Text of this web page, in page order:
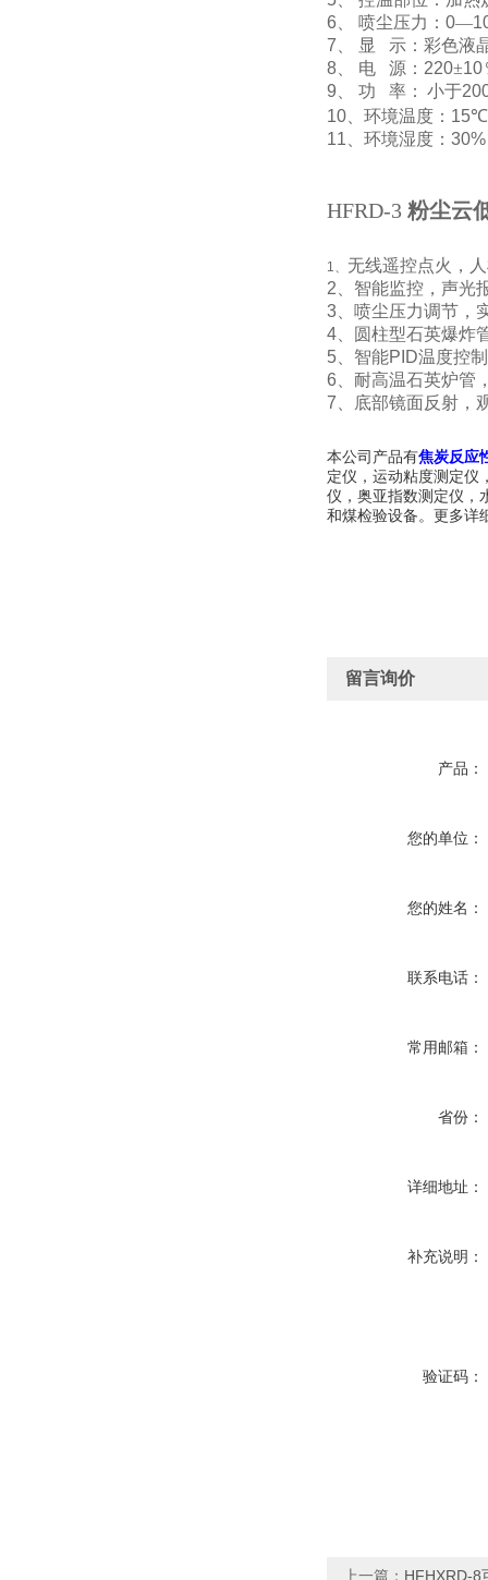
6
喷尘压力： 0—
7
显
示：彩色液
8
电 源： 220±10
9
功 率： 小于
10
环境温度： 15
11
环境湿度： 30%
HFRD-3 粉尘云
1、 无线遥控点火，
2、 智能监控，声光
3、 喷尘压力调节，
4、
圆柱型石英爆炸
5、 智能PID温度控
6、 耐高温石英炉管
7、
底部镜面反射，
本公司产品有焦炭反应
定仪，运动粘度测定仪
仪，奥亚指数测定仪，
和煤检验设备。更多详
留言询价
产品：
您的单位：
您的姓名：
联系电话：
常用邮箱：
省份：
详细地址：
补充说明：
验证码：
上一篇： HFHXRD-8